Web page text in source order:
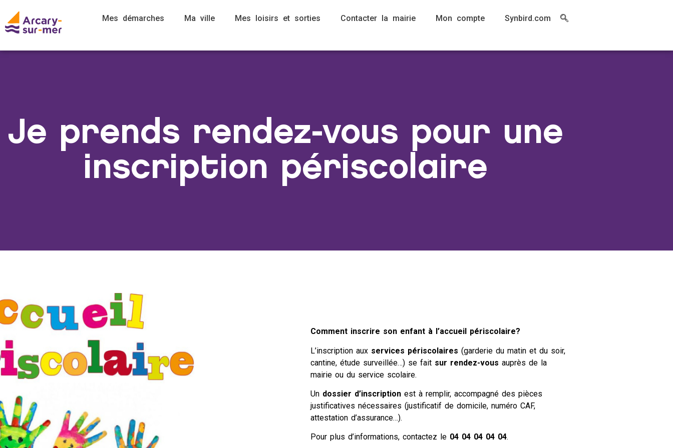
Mes démarches Ma ville Mes loisirs et sorties Contacter la mairie Mon compte Synbird.com
Je prends rendez-vous pour une
inscription périscolaire
Comment inscrire son enfant à l’accueil périscolaire?
L’inscription aux services périscolaires (garderie du matin et du soir,
cantine, étude surveillée…) se fait sur rendez-vous auprès de la
mairie ou du service scolaire.
Un dossier d’inscription est à remplir, accompagné des pièces
justificatives nécessaires (justificatif de domicile, numéro CAF,
attestation d’assurance…).
Pour plus d’informations, contactez le 04 04 04 04 04.